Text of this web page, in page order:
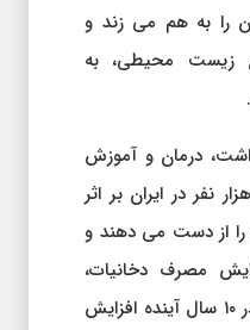
را به هم می زند و
زیست محیطی، به
درمان و آموزش
پزشکی، سالانه بیش از ۶۰ هزار نفر در ایران بر اثر
را از دست می دهند و
مصرف دخانیات،
میزان مرگ و میر در ایران در ۱۰ سال آینده افزایش